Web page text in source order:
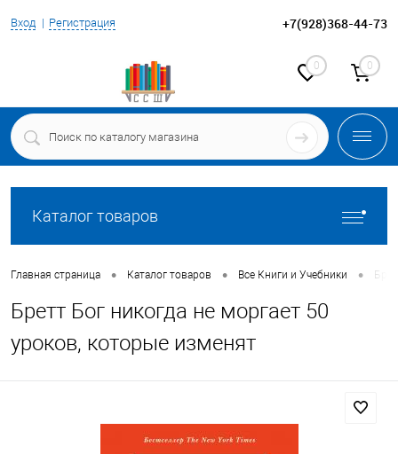
Вход Регистрация +7(928)368-44-73
0 0
Каталог товаров
Главная страница • Каталог товаров • Все Книги и Учебники •
Бретт Бог никогда не моргает 50
уроков, которые изменят